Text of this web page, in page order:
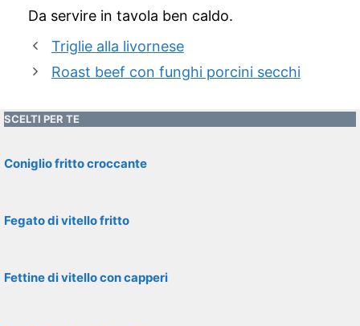
Da servire in tavola ben caldo.
Triglie alla livornese
Roast beef con funghi porcini secchi
SCELTI PER TE
Coniglio fritto croccante
Fegato di vitello fritto
Fettine di vitello con capperi